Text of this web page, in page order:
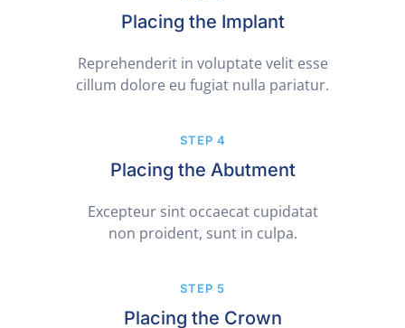
Placing the Implant
Reprehenderit in voluptate velit esse
cillum dolore eu fugiat nulla pariatur.
STEP 4
Placing the Abutment
Excepteur sint occaecat cupidatat
non proident, sunt in culpa.
STEP 5
Placing the Crown